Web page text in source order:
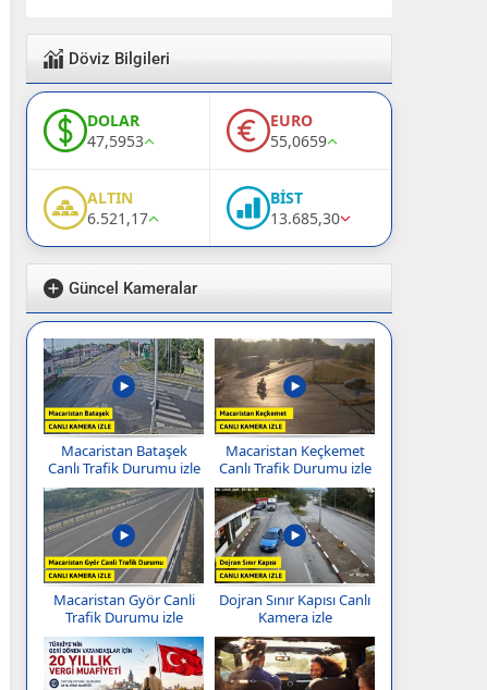
Döviz Bilgileri
DOLAR
47,5953
EURO
55,0659
ALTIN
6.521,17
BİST
13.685,30
Güncel Kameralar
Macaristan Bataşek
Canlı Trafik Durumu izle
Macaristan Keçkemet
Canlı Trafik Durumu izle
Macaristan Györ Canli
Trafik Durumu izle
Dojran Sınır Kapısı Canlı
Kamera izle